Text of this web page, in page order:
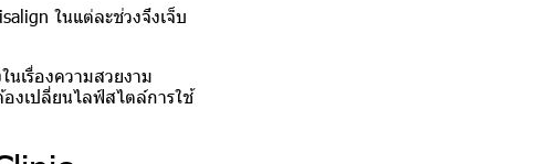
ในแต่ละช่วงจึงเจ็บ
เรื่องความสวยงาม
งเปลี่ยนไลฟ์สไตล์การใช้